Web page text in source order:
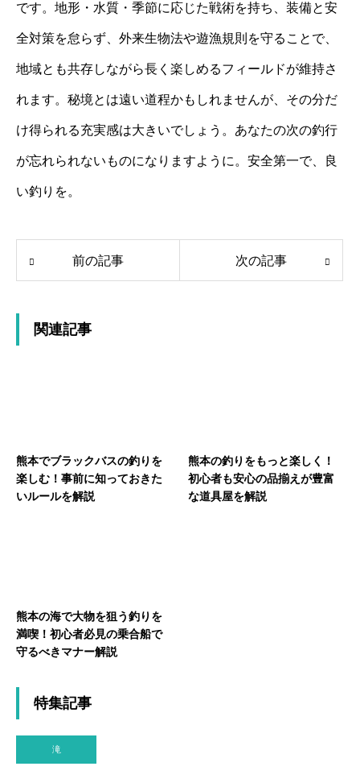
です。地形・水質・季節に応じた戦術を持ち、装備と安
全対策を怠らず、外来生物法や遊漁規則を守ることで、
地域とも共存しながら長く楽しめるフィールドが維持さ
れます。秘境とは遠い道程かもしれませんが、その分だ
け得られる充実感は大きいでしょう。あなたの次の釣行
が忘れられないものになりますように。安全第一で、良
い釣りを。
前の記事 次の記事
関連記事
熊本でブラックバスの釣りを
楽しむ！事前に知っておきた
いルールを解説
熊本の釣りをもっと楽しく！
初心者も安心の品揃えが豊富
な道具屋を解説
熊本の海で大物を狙う釣りを
満喫！初心者必見の乗合船で
守るべきマナー解説
特集記事
滝